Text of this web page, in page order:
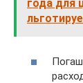
года для